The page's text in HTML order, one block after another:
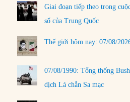
Giai đoạn tiếp theo trong
số của Trung Quốc
Thế giới hôm nay: 07/08/
07/08/1990: Tổng thống
dịch Lá chắn Sa mạc